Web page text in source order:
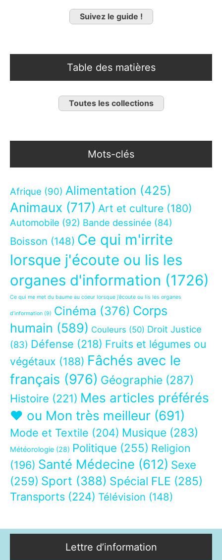
Suivez le guide !
Table des matières
Toutes les collections
Mots-clés
Afrique (90) Alimentation (425)
Animaux (717) Art et culture (180)
Automobile (92) Bande dessinée (84)
Boisson (148) Ce qui m'irrite
lorsque j'écoute ou lis les
organes d'information (1726)
Ce qui me met du baume au coeur lorsque j’écoute ou lis les organes
d’information (9) Cinéma (376) Corps
humain (589) Couleurs (50) Droit Justice
(83) Défense (218) Fruits et légumes ou
végétaux (188) Fâchés avec le
français (976) Géographie (287)
Histoire (221) Mes articles préférés
❤ ou Mon très meilleur (691)
Mode et Textile (204) Musique (283)
Météorologie (28) Politique (255) Religion
(196) Santé Médecine (612) Sexe
(259) Sport (388) Spécial FLE (285)
Transports (224) Télévision (148)
Lettre d’information